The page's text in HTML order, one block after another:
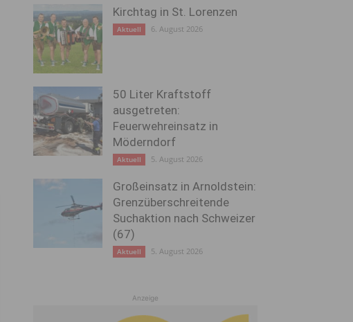
Kirchtag in St. Lorenzen
Aktuell 6. August 2026
50 Liter Kraftstoff
ausgetreten:
Feuerwehreinsatz in
Möderndorf
Aktuell 5. August 2026
Großeinsatz in Arnoldstein:
Grenzüberschreitende
Suchaktion nach Schweizer
(67)
Aktuell 5. August 2026
Anzeige